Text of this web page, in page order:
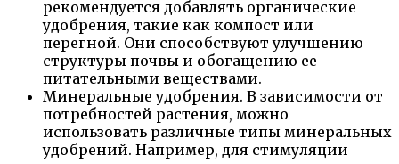
рекомендуется добавлять органические
удобрения, такие как компост или
перегной. Они способствуют улучшению
структуры почвы и обогащению ее
питательными веществами.
Минеральные удобрения. В зависимости от
потребностей растения, можно
использовать различные типы минеральных
удобрений. Например, для стимуляции